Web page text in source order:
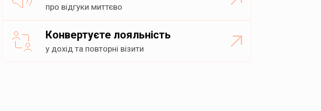
про відгуки миттєво
Конвертуєте лояльність
у дохід та повторні візити